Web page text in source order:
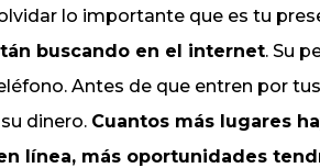
lo importante que es tu
buscando en el internet. Su
Antes de que entren por
dinero. Cuantos más lugares
línea, más oportunidades